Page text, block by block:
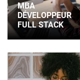
MBA
DÉVELOPPEUR
FULL STACK